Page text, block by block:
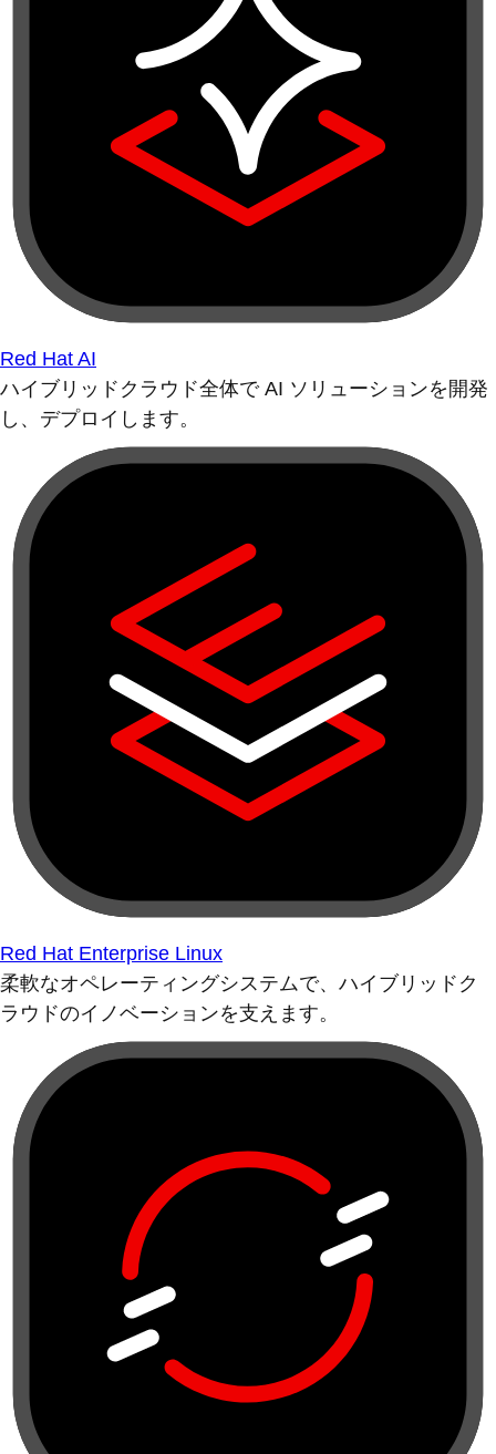
Red Hat AI
ハイブリッドクラウド全体で AI ソリューションを開発
し、デプロイします。
Red Hat Enterprise Linux
柔軟なオペレーティングシステムで、ハイブリッドク
ラウドのイノベーションを支えます。